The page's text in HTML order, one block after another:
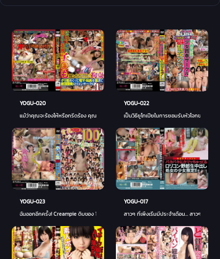
YOGU-020
แม้ว่าคุณจะร้องไห้หรือกรีดร้อง คุณก็จะถูก Ganjigarame รั้งเอาไว้! นรกไคลแม็กซ์ที่ไม่หยุ
YOGU-022
เป็นวิธียูโทเปียในการยอมรับหัวโจกของผู้ใ
YOGU-023
ฉันออกอีกครั้ง! Creampie ดิบของ 100 หัวนมเล็กสาวก่อนมีประจำเดือน! ! พายรีดหอกใน A
YOGU-017
สาวๆ ที่เพิ่งเริ่มมีประจำเดือน... สาวๆ ที่ต้